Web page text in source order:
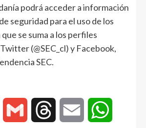
podrá acceder a información
seguridad para el uso de los
se suma a los perfiles
(@SEC_cl) y Facebook,
SEC.
Facebook Gmail Threads Email